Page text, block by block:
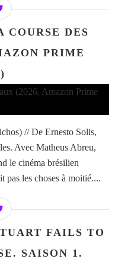
DES
PRIME
// De Ernesto Solis,
Avec Matheus Abreu,
le cinéma brésilien
pas les choses à moitié....
FAILS TO
SAISON 1.